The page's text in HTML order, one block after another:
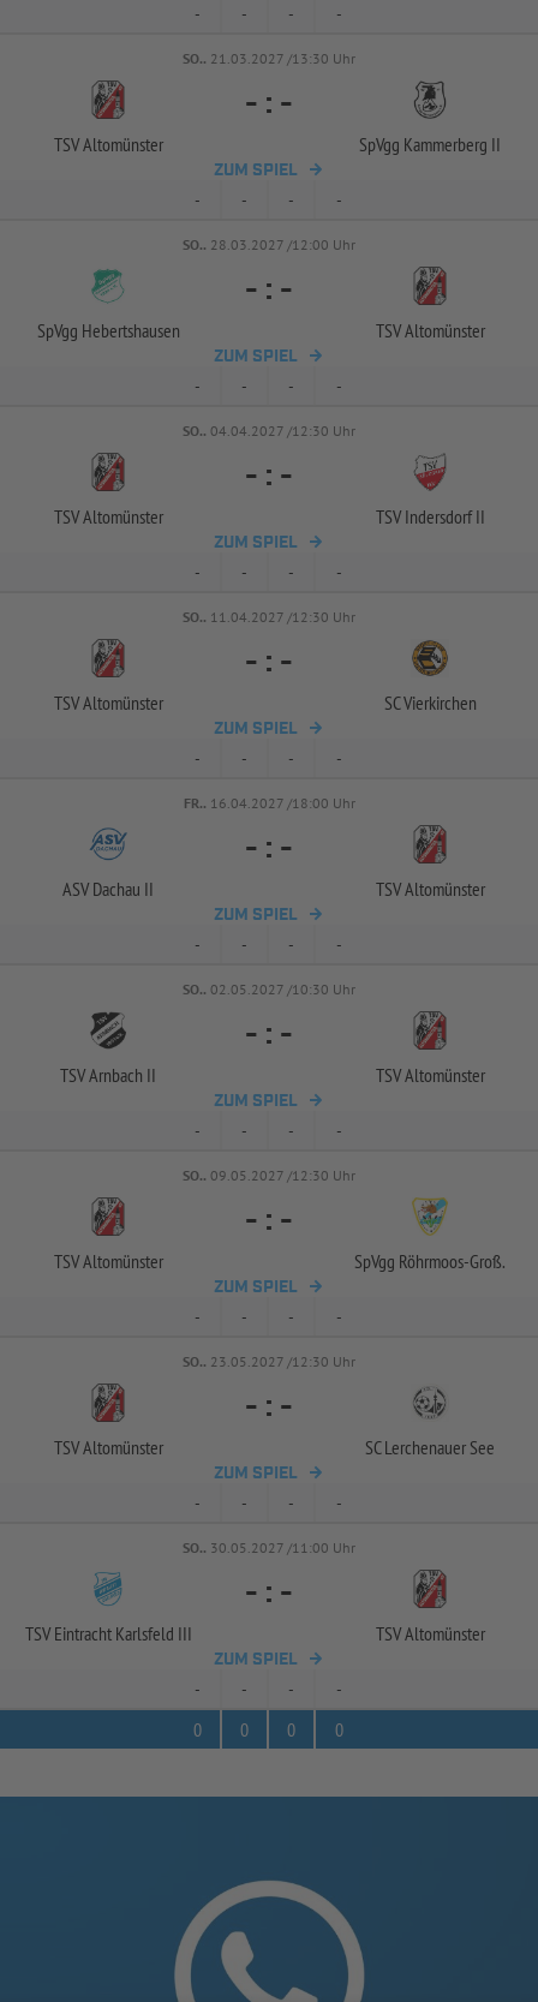
- - - -
SO.. 21.03.2027 /13:30 Uhr
TSV Altomünster
- : -
SpVgg Kammerberg II
ZUM SPIEL
- - - -
SO.. 28.03.2027 /12:00 Uhr
SpVgg Hebertshausen
- : -
TSV Altomünster
ZUM SPIEL
- - - -
SO.. 04.04.2027 /12:30 Uhr
TSV Altomünster
- : -
TSV Indersdorf II
ZUM SPIEL
- - - -
SO.. 11.04.2027 /12:30 Uhr
TSV Altomünster
- : -
SC Vierkirchen
ZUM SPIEL
- - - -
FR.. 16.04.2027 /18:00 Uhr
ASV Dachau II
- : -
TSV Altomünster
ZUM SPIEL
- - - -
SO.. 02.05.2027 /10:30 Uhr
TSV Arnbach II
- : -
TSV Altomünster
ZUM SPIEL
- - - -
SO.. 09.05.2027 /12:30 Uhr
TSV Altomünster
- : -
SpVgg Röhrmoos-Groß.
ZUM SPIEL
- - - -
SO.. 23.05.2027 /12:30 Uhr
TSV Altomünster
- : -
SC Lerchenauer See
ZUM SPIEL
- - - -
SO.. 30.05.2027 /11:00 Uhr
TSV Eintracht Karlsfeld III
- : -
TSV Altomünster
ZUM SPIEL
- - -
-
0
0 0 0